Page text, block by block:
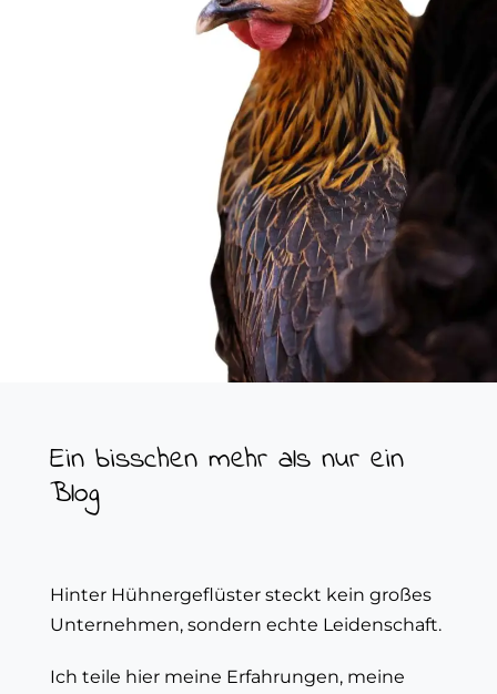
Ein bisschen mehr als nur ein
Blog
Hinter Hühnergeflüster steckt kein großes
Unternehmen, sondern echte Leidenschaft.
Ich teile hier meine Erfahrungen, meine